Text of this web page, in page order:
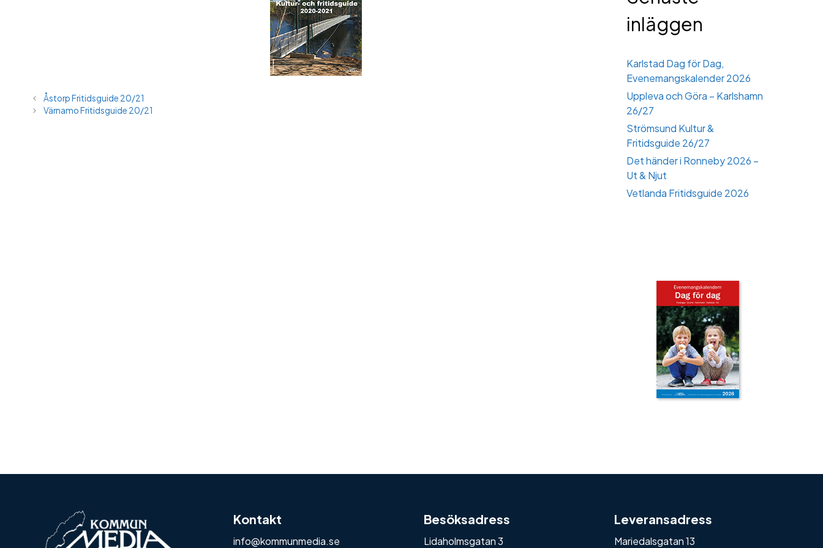
Åstorp Fritidsguide 20/21
Värnamo Fritidsguide 20/21
inläggen
Karlstad Dag för Dag,
Evenemangskalender 2026
Uppleva och Göra – Karlshamn
26/27
Strömsund Kultur &
Fritidsguide 26/27
Det händer i Ronneby 2026 –
Ut & Njut
Vetlanda Fritidsguide 2026
Kontakt
info@kommunmedia.se
Besöksadress
Lidaholmsgatan 3
Leveransadress
Mariedalsgatan 13